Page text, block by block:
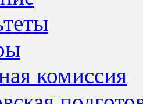
комиссия